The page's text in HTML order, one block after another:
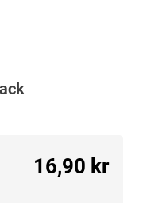
16,90 kr